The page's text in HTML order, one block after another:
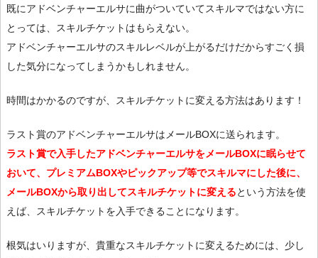
既にアドベンチャーエルサに曲がついていてスキルマではない方に
とっては、スキルチケットはもらえない。
アドベンチャーエルサのスキルレベルが上がるだけだからすごく損
した気分になってしまうかもしれません。
時間はかかるのですが、スキルチケットに変える方法はあります！
ラスト賞のアドベンチャーエルサはメールBOXに送られます。
ラスト賞で入手したアドベンチャーエルサをメールBOXに眠らせて
おいて、プレミアムBOXやピックアップ等でスキルマにした後に、
メールBOXから取り出してスキルチケットに変えるという方法を使
えば、スキルチケットを入手できることになります。
根気はいりますが、貴重なスキルチケットに変えるためには、少し